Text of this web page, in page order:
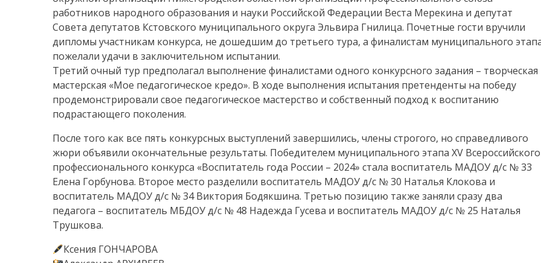
работников народного образования и науки Российской Федерации Веста Мерекина и депутат
Совета депутатов Кстовского муниципального округа Эльвира Гнилица. Почетные гости вручили
дипломы участникам конкурса, не дошедшим до третьего тура, а финалистам муниципального
пожелали удачи в заключительном испытании.
Третий очный тур предполагал выполнение финалистами одного конкурсного задания – творческая
мастерская «Мое педагогическое кредо». В ходе выполнения испытания претенденты на победу
продемонстрировали свое педагогическое мастерство и собственный подход к воспитанию
подрастающего поколения.
После того как все пять конкурсных выступлений завершились, члены строгого, но справедливого
жюри объявили окончательные результаты. Победителем муниципального этапа XV Всероссийского
профессионального конкурса «Воспитатель года России – 2024» стала воспитатель МАДОУ д/с № 33
Елена Горбунова. Второе место разделили воспитатель МАДОУ д/с № 30 Наталья Клокова и
воспитатель МАДОУ д/с № 34 Виктория Бодякшина. Третью позицию также заняли сразу два
педагога – воспитатель МБДОУ д/с № 48 Надежда Гусева и воспитатель МАДОУ д/с № 25 Наталья
Трушкова.
Ксения ГОНЧАРОВА